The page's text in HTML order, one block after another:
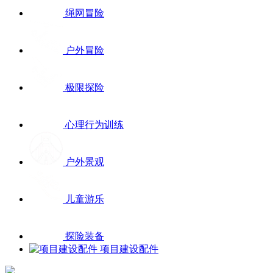
绳网冒险
户外冒险
极限探险
心理行为训练
户外景观
儿童游乐
探险装备
项目建设配件